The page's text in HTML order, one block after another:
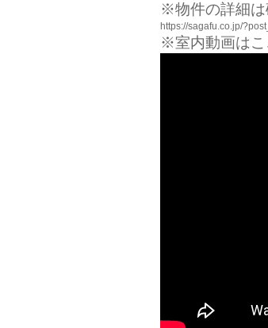
※物件の詳細は
https://sagafu.co.jp/
※室内動画は